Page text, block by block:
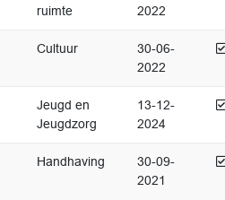
ruimte
2022
Cultuur
30-06-
2022
Jeugd en
Jeugdzorg
13-12-
2024
Handhaving
30-09-
2021